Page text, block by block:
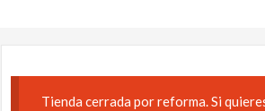
Tienda cerrada por reforma. Si